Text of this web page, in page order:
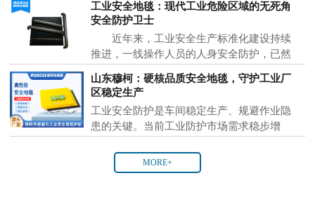
工业安全地毯：现代工业危险区域的无死角
安全防护卫士
近年来，工业安全生产标准化建设持续
推进，一线操作人员的人身安全防护，已然
山东穆柯：硬核品质安全地毯，守护工业厂
区稳定生产
工业安全防护是车间稳定生产、规避作业隐
患的关键。当前工业防护市场需求稳步增
MORE+